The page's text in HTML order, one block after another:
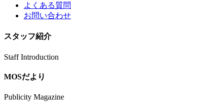
よくある質問
お問い合わせ
スタッフ紹介
Staff Introduction
MOSだより
Publicity Magazine